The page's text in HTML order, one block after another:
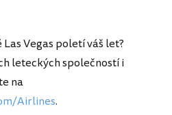
Vegas poletí váš let?
leteckých společností i
na
Airlines.